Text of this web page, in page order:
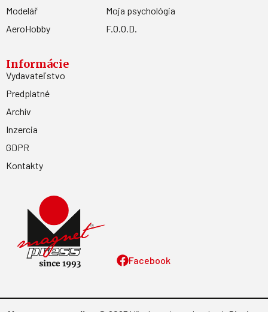
Facebook
Modelář
AeroHobby
Moja psychológia
F.O.O.D.
Informácie
Vydavateľstvo
Predplatné
Archív
Inzercia
GDPR
Kontakty